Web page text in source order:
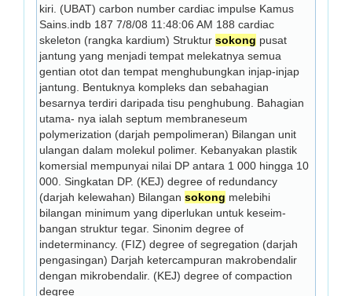
kiri. (UBAT) carbon number cardiac impulse Kamus
Sains.indb 187 7/8/08 11:48:06 AM 188 cardiac
skeleton (rangka kardium) Struktur sokong pusat
jantung yang menjadi tempat melekatnya semua
gentian otot dan tempat menghubungkan injap-injap
jantung. Bentuknya kompleks dan sebahagian
besarnya terdiri daripada tisu penghubung. Bahagian
utama- nya ialah septum membraneseum
polymerization (darjah pempolimeran) Bilangan unit
ulangan dalam molekul polimer. Kebanyakan plastik
komersial mempunyai nilai DP antara 1 000 hingga 10
000. Singkatan DP. (KEJ) degree of redundancy
(darjah kelewahan) Bilangan sokong melebihi
bilangan minimum yang diperlukan untuk keseim-
bangan struktur tegar. Sinonim degree of
indeterminancy. (FIZ) degree of segregation (darjah
pengasingan) Darjah ketercampuran makrobendalir
dengan mikrobendalir. (KEJ) degree of compaction
degree